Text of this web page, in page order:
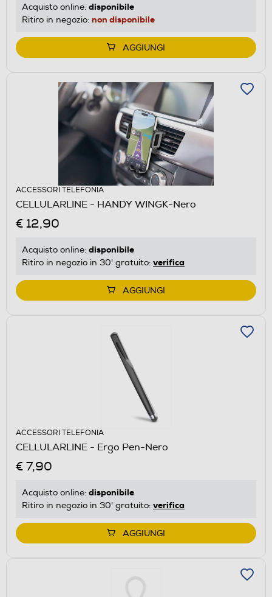
Acquisto online: disponibile
Ritiro in negozio: non disponibile
AGGIUNGI
ACCESSORI TELEFONIA
CELLULARLINE - HANDY WINGK-Nero
€ 12,90
Acquisto online: disponibile
Ritiro in negozio in 30' gratuito: verifica
AGGIUNGI
ACCESSORI TELEFONIA
CELLULARLINE - Ergo Pen-Nero
€ 7,90
Acquisto online: disponibile
Ritiro in negozio in 30' gratuito: verifica
AGGIUNGI